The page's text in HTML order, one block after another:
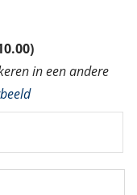
)
in een andere